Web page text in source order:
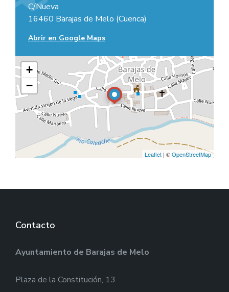
C/Nueva
16460 Barajas de Melo (Cuenca)
Abrir en Google Maps
+
−
Leaflet | ©OpenStreetMap
Contacto
Ayuntamiento de Barajas de Melo
Plaza de la Constitución, 13